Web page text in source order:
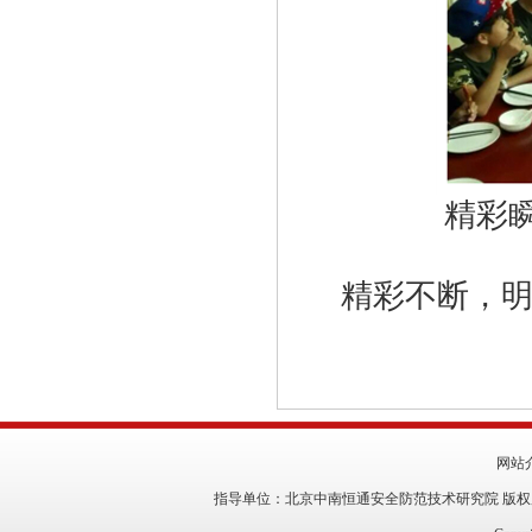
精彩
精彩不断，
网站
指导单位：北京中南恒通安全防范技术研究院 版